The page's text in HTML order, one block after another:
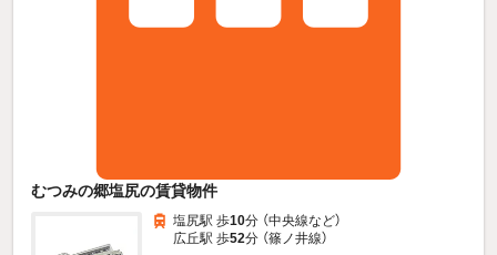
むつみの郷塩尻の賃貸物件
塩尻駅 歩10分 （中央線など）
広丘駅 歩52分 （篠ノ井線）